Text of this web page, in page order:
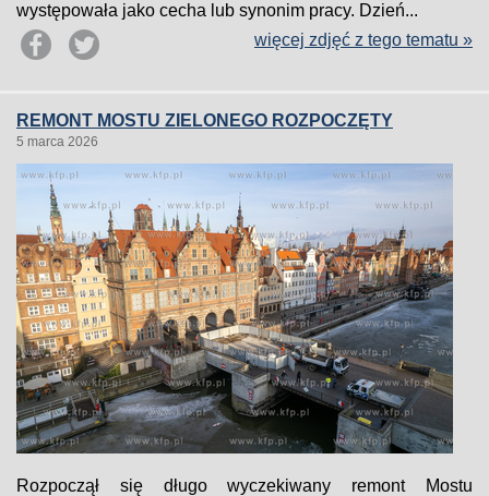
występowała jako cecha lub synonim pracy. Dzień...
więcej zdjęć z tego tematu »
REMONT MOSTU ZIELONEGO ROZPOCZĘTY
5 marca 2026
Rozpoczął się długo wyczekiwany remont Mostu